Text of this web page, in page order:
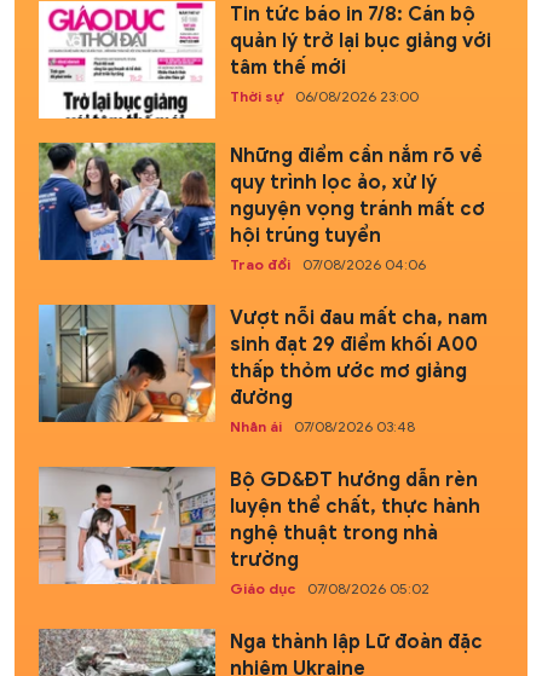
Tin tức báo in 7/8: Cán bộ
quản lý trở lại bục giảng với
tâm thế mới
Thời sự 06/08/2026 23:00
Những điểm cần nắm rõ về
quy trình lọc ảo, xử lý
nguyện vọng tránh mất cơ
hội trúng tuyển
Trao đổi 07/08/2026 04:06
Vượt nỗi đau mất cha, nam
sinh đạt 29 điểm khối A00
thấp thỏm ước mơ giảng
đường
Nhân ái 07/08/2026 03:48
Bộ GD&ĐT hướng dẫn rèn
luyện thể chất, thực hành
nghệ thuật trong nhà
trường
Giáo dục 07/08/2026 05:02
Nga thành lập Lữ đoàn đặc
nhiệm Ukraine